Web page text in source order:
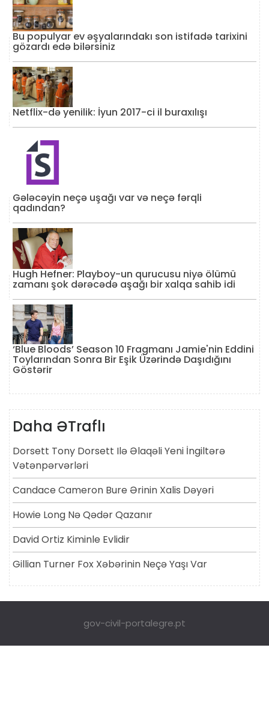
Bu populyar ev əşyalarındakı son istifadə tarixini
gözardı edə bilərsiniz
Netflix-də yenilik: İyun 2017-ci il buraxılışı
Gələcəyin neçə uşağı var və neçə fərqli
qadından?
Hugh Hefner: Playboy-un qurucusu niyə ölümü
zamanı şok dərəcədə aşağı bir xalqa sahib idi
‘Blue Bloods’ Season 10 Fragmanı Jamie'nin Eddini
Toylarından Sonra Bir Eşik Üzərində Daşıdığını
Göstərir
Daha ƏTraflı
Dorsett Tony Dorsett Ilə Əlaqəli Yeni İngiltərə
Vətənpərvərləri
Candace Cameron Bure Ərinin Xalis Dəyəri
Howie Long Nə Qədər Qazanır
David Ortiz Kiminle Evlidir
Gillian Turner Fox Xəbərinin Neçə Yaşı Var
gov-civil-portalegre.pt